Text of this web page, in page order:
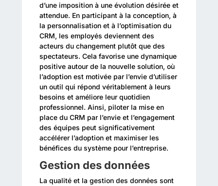
d’une imposition à une évolution désirée et
attendue. En participant à la conception, à
la personnalisation et à l’optimisation du
CRM, les employés deviennent des
acteurs du changement plutôt que des
spectateurs. Cela favorise une dynamique
positive autour de la nouvelle solution, où
l’adoption est motivée par l’envie d’utiliser
un outil qui répond véritablement à leurs
besoins et améliore leur quotidien
professionnel. Ainsi, piloter la mise en
place du CRM par l’envie et l’engagement
des équipes peut significativement
accélérer l’adoption et maximiser les
bénéfices du système pour l’entreprise.
Gestion des données
La qualité et la gestion des données sont